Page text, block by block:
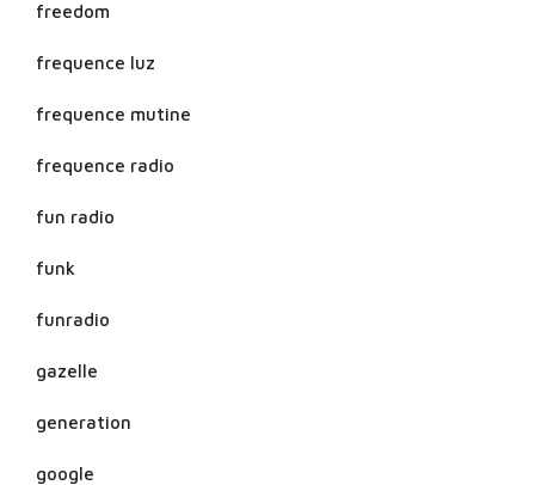
freedom
frequence luz
frequence mutine
frequence radio
fun radio
funk
funradio
gazelle
generation
google